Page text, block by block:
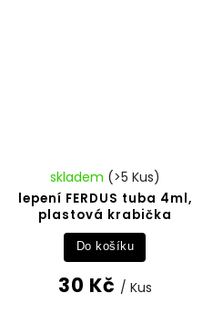
lepení FERDUS tuba 4ml,
plastová krabička
skladem (>5 Kus)
30 Kč / Kus
Do košíku